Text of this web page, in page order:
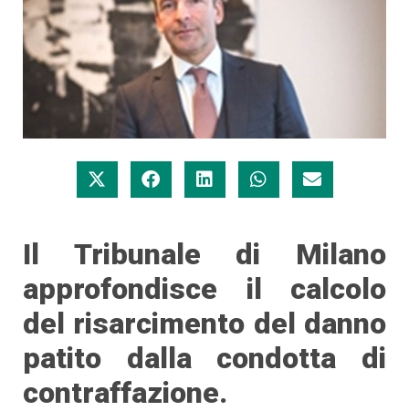
Il Tribunale di Milano
approfondisce il calcolo
del risarcimento del danno
patito dalla condotta di
contraffazione.